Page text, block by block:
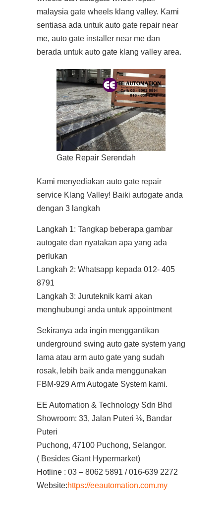
malaysia gate wheels klang valley. Kami
sentiasa ada untuk auto gate repair near
me, auto gate installer near me dan
berada untuk auto gate klang valley area.
Gate Repair Serendah
Kami menyediakan auto gate repair
service Klang Valley! Baiki autogate anda
dengan 3 langkah
Langkah 1: Tangkap beberapa gambar
autogate dan nyatakan apa yang ada
perlukan
Langkah 2: Whatsapp kepada 012- 405
8791
Langkah 3: Juruteknik kami akan
menghubungi anda untuk appointment
Sekiranya ada ingin menggantikan
underground swing auto gate system yang
lama atau arm auto gate yang sudah
rosak, lebih baik anda menggunakan
FBM-929 Arm Autogate System kami.
EE Automation & Technology Sdn Bhd
Showroom: 33, Jalan Puteri ⅛, Bandar
Puteri
Puchong, 47100 Puchong, Selangor.
( Besides Giant Hypermarket)
Hotline : 03 – 8062 5891 / 016-639 2272
Website:https://eeautomation.com.my